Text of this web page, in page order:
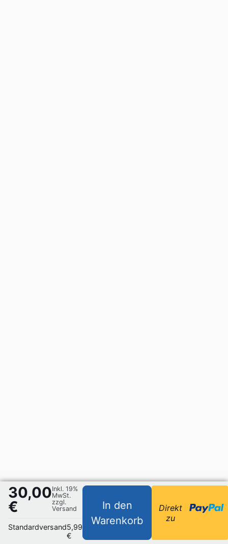
30,00
€
Inkl. 19%
MwSt.
zzgl.
Versand
Standardversand5,99
€
In den
Warenkorb
Direkt
zu